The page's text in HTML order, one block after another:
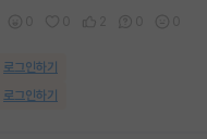
로그인하기
로그인하기